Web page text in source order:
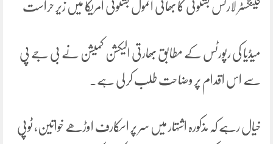
گینگسٹر لارنس بشنوئی کا بھائی انمول بشنوئی امریکا میں زیر حراست
میڈیا کی رپورٹس کے مطابق بھارتی الیکشن کمیشن نے بی جے پی
سے اس اقدام پر وضاحت طلب کر لی ہے۔
خیال رہے کہ مذکورہ اشتہار میں سر پر اسکارف اوڑھے خواتین، ٹوپی